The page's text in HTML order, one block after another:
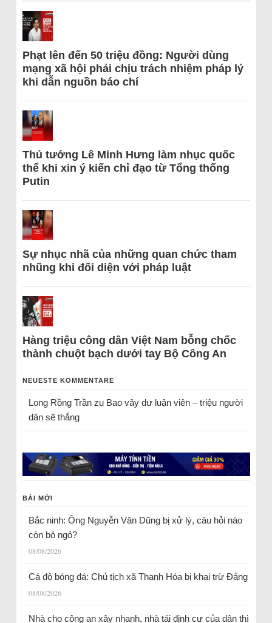
Phạt lên đến 50 triệu đồng: Người dùng
mạng xã hội phải chịu trách nhiệm pháp lý
khi dẫn nguồn báo chí
Thủ tướng Lê Minh Hưng làm nhục quốc
thể khi xin ý kiến chỉ đạo từ Tổng thống
Putin
Sự nhục nhã của những quan chức tham
nhũng khi đối diện với pháp luật
Hàng triệu công dân Việt Nam bỗng chốc
thành chuột bạch dưới tay Bộ Công An
NEUESTE KOMMENTARE
Long Rồng Trầnzu Bao vây dư luận viên – triệu người
dân sẽ thắng
BÀI MỚI
Bắc ninh: Ông Nguyễn Văn Dũng bị xử lý, câu hỏi nào
còn bỏ ngỏ?
08/08/2026
Cá độ bóng đá: Chủ tịch xã Thanh Hóa bị khai trừ Đảng
08/08/2026
Nhà cho công an xây nhanh, nhà tái định cư của dân thì